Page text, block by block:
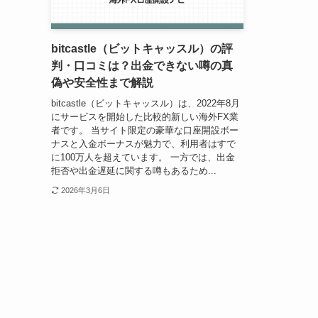
bitcastle（ビットキャッスル）の評
判・口コミは？出金できない噂の真
偽や安全性まで解説
bitcastle（ビットキャッスル）は、2022年8月
にサービスを開始した比較的新しい海外FX業
者です。 当サイト限定の豪華な口座開設ボー
ナスと入金ボーナスが魅力で、利用者はすで
に100万人を超えています。 一方では、出金
拒否や出金遅延に関する噂もあるため...
2026年3月6日